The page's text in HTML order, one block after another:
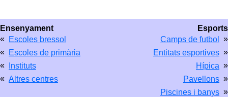
Esports
Camps de futbol
»
Entitats esportives »
Hípica »
Pavellons »
Piscines i banys »
Ensenyament
« Escoles bressol
« Escoles de primària
«
Instituts
« Altres centres